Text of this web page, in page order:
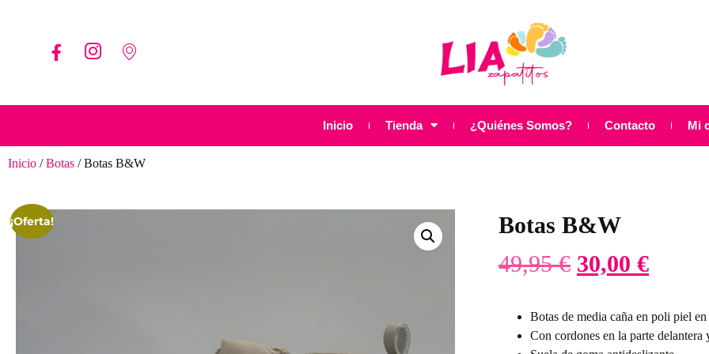
Inicio Tienda ¿Quiénes Somos? Contacto Mi
Inicio /Botas / Botas B&W
¡Oferta!
Botas B&W
49,95€ 30,00 €
Botas de media caña en poli piel
Con cordones en la parte